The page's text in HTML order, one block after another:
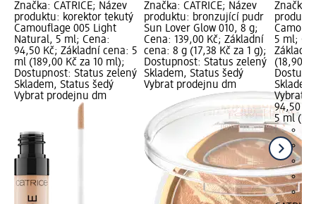
Značka: CATRICE; Název
produktu: korektor tekutý
Camouflage 005 Light
Natural, 5 ml; Cena:
94,50 Kč; Základní cena: 5
ml (189,00 Kč za 10 ml);
Dostupnost: Status zelený
Skladem, Status šedý
Vybrat prodejnu dm
Značka: CATRICE; Název
produktu: bronzující pudr
Sun Lover Glow 010, 8 g;
Cena: 139,00 Kč; Základní
cena: 8 g (17,38 Kč za 1 g);
Dostupnost: Status zelený
Skladem, Status šedý
Vybrat prodejnu dm
Značka:
5 ml;
(18,90
Vybrat
94,50 Kč
5 ml